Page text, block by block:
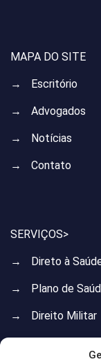
MAPA DO SITE
→ Escritório
→ Advogados
→ Notícias
→ Contato
SERVIÇOS>
→ Direto à
→ Plano de
→ Direito Militar